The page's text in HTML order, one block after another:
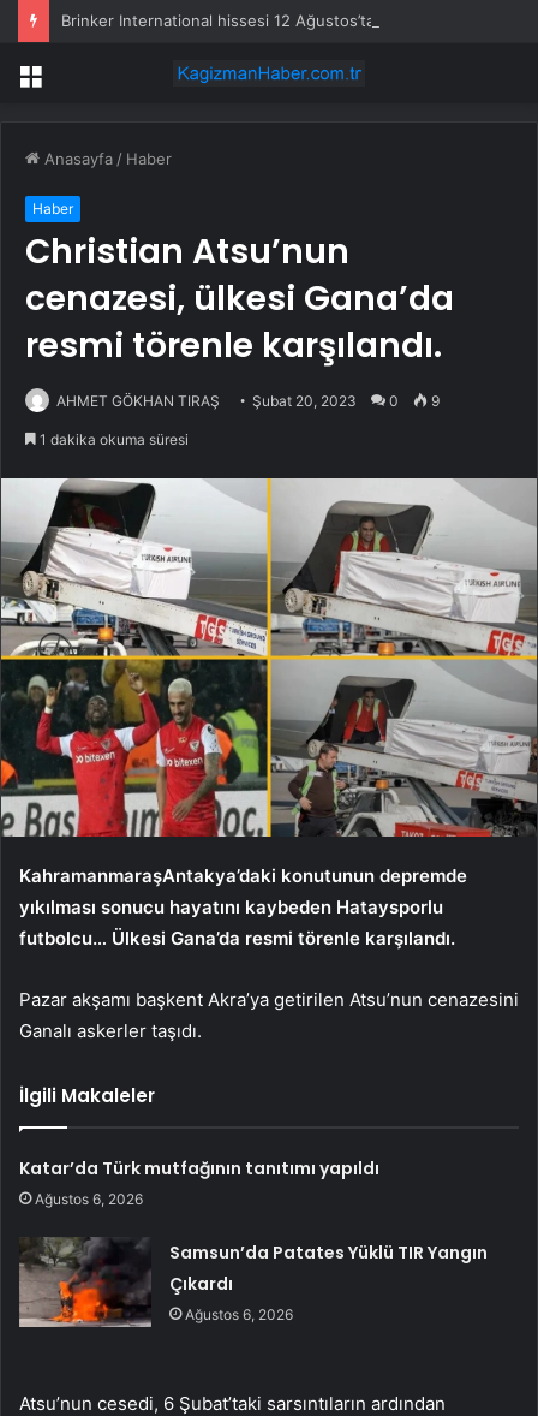
Menü
Anasayfa / Haber
Haber
Christian Atsu’nun
cenazesi, ülkesi Gana’da
resmi törenle karşılandı.
AHMET GÖKHAN TIRAŞ Şubat 20, 2023 0 9
1 dakika okuma süresi
KahramanmaraşAntakya’daki konutunun depremde
yıkılması sonucu hayatını kaybeden Hataysporlu
futbolcu… Ülkesi Gana’da resmi törenle karşılandı.
Pazar akşamı başkent Akra’ya getirilen Atsu’nun cenazesini
Ganalı askerler taşıdı.
İlgili Makaleler
Katar’da Türk mutfağının tanıtımı yapıldı
Ağustos 6, 2026
Samsun’da Patates Yüklü TIR Yangın
Çıkardı
Ağustos 6, 2026
Atsu’nun cesedi, 6 Şubat’taki sarsıntıların ardından